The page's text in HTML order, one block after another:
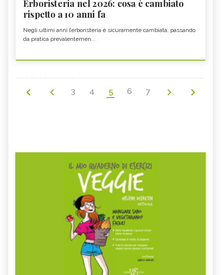
Erboristeria nel 2026: cosa è cambiato
rispetto a 10 anni fa
Negli ultimi anni l’erboristeria è sicuramente cambiata, passando
da pratica prevalentemen...
3 4 5 6 7